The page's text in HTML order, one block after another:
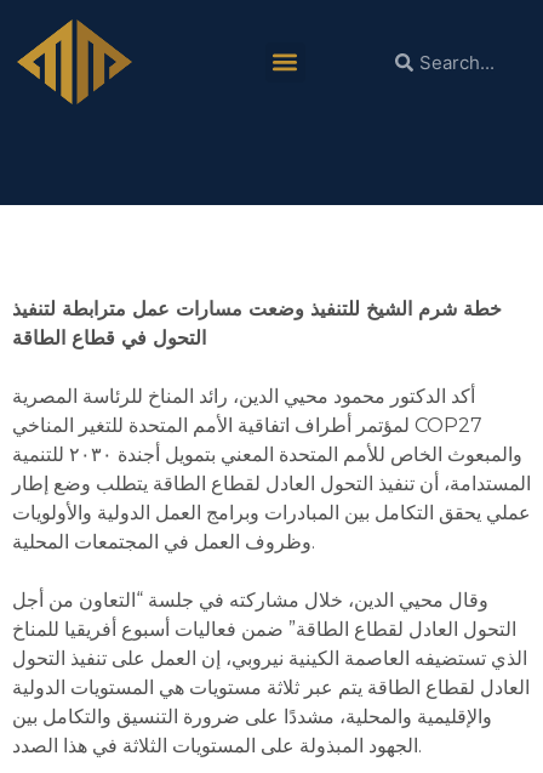
التحول العادل لقطاع الطاقة يستلزم إطارًا عمليًا
يحقق التكامل بين الجهود الدولية والمحلية
خطة شرم الشيخ للتنفيذ وضعت مسارات عمل مترابطة لتنفيذ
التحول في قطاع الطاقة
أكد الدكتور محمود محيي الدين، رائد المناخ للرئاسة المصرية
لمؤتمر أطراف اتفاقية الأمم المتحدة للتغير المناخي COP27
والمبعوث الخاص للأمم المتحدة المعني بتمويل أجندة ٢٠٣٠ للتنمية
المستدامة، أن تنفيذ التحول العادل لقطاع الطاقة يتطلب وضع إطار
عملي يحقق التكامل بين المبادرات وبرامج العمل الدولية والأولويات
وظروف العمل في المجتمعات المحلية.
وقال محيي الدين، خلال مشاركته في جلسة “التعاون من أجل
التحول العادل لقطاع الطاقة” ضمن فعاليات أسبوع أفريقيا للمناخ
الذي تستضيفه العاصمة الكينية نيروبي، إن العمل على تنفيذ التحول
العادل لقطاع الطاقة يتم عبر ثلاثة مستويات هي المستويات الدولية
والإقليمية والمحلية، مشددًا على ضرورة التنسيق والتكامل بين
الجهود المبذولة على المستويات الثلاثة في هذا الصدد.